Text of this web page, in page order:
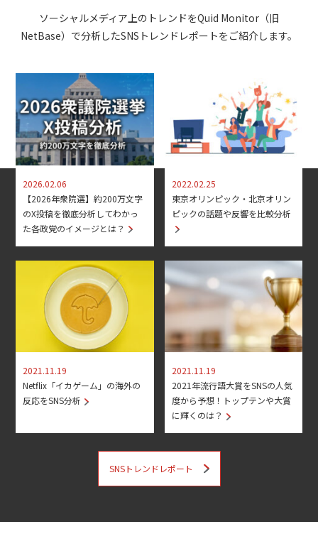
ソーシャルメディア上のトレンドをQuid Monitor（旧
NetBase）で分析したSNSトレンドレポートをご紹介します。
2026.02.06
【2026年衆院選】約200万文字
のX投稿を徹底分析してわかっ
た各政党のイメージとは？
2022.02.25
東京オリンピック・北京オリン
ピックの話題や反響を比較分析
2021.11.19
Netflix「イカゲーム」の海外の
反応をSNS分析
2021.11.19
2021年流行語大賞をSNSの人気
度から予想！トップテンや大賞
に輝くのは？
SNSトレンドレポート